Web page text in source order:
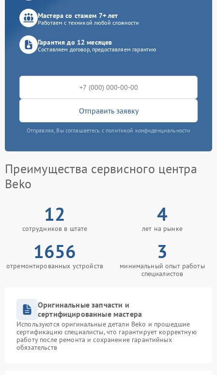
Мастера со стажем 7+ лет
Работаем с техникой любой сложности
Гарантия до 12 месяцев
Составляем договор, предоставляем гарантию
Отправить заявку
Отправляя, Вы соглашаетесь с политикой конфиденциальности
Преимущества сервисного центра
Beko
12
сотрудников в штате
4
лет на рынке
1656
отремонтированных устройств
3
минимальный опыт работы
специалистов
Оригинальные запчасти и
сертифицированные мастера
Используются оригинальные детали Beko и прошедшие
сертификацию специалисты, что гарантирует корректную
работу после ремонта и сохранение гарантийных
обязательств